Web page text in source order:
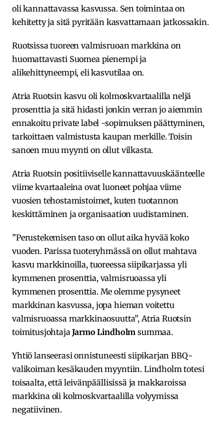
oli kannattavassa kasvussa. Sen toimintaa on
kehitetty ja sitä pyritään kasvattamaan jatkossakin.
Ruotsissa tuoreen valmisruoan markkina on
huomattavasti Suomea pienempi ja
alikehittyneempi, eli kasvutilaa on.
Atria Ruotsin kasvu oli kolmoskvartaalilla neljä
prosenttia ja sitä hidasti jonkin verran jo aiemmin
ennakoitu private label -sopimuksen päättyminen,
tarkoittaen valmistusta kaupan merkille. Toisin
sanoen muu myynti on ollut vilkasta.
Atria Ruotsin positiiviselle kannattavuuskäänteelle
viime kvartaaleina ovat luoneet pohjaa viime
vuosien tehostamistoimet, kuten tuotannon
keskittäminen ja organisaation uudistaminen.
”Perustekemisen taso on ollut aika hyvää koko
vuoden. Parissa tuoteryhmässä on ollut mahtava
kasvu markkinoilla, tuoreessa siipikarjassa yli
kymmenen prosenttia, valmisruoassa yli
kymmenen prosenttia. Me olemme pysyneet
markkinan kasvussa, jopa hieman voitettu
valmisruoassa markkinaosuutta”, Atria Ruotsin
toimitusjohtajaJarmo Lindholm summaa.
Yhtiö lanseerasi onnistuneesti siipikarjan BBQ-
valikoiman kesäkauden myyntiin. Lindholm totesi
toisaalta, että leivänpäällisissä ja makkaroissa
markkina oli kolmoskvartaalilla volyymissa
negatiivinen.